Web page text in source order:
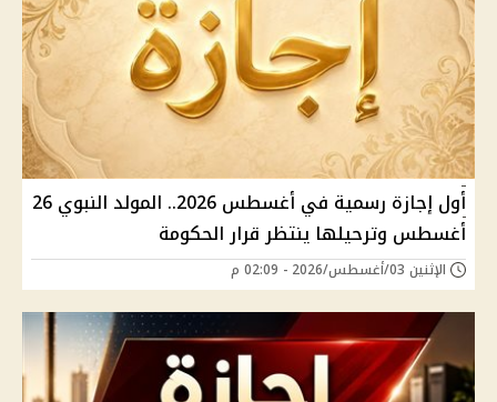
أول إجازة رسمية في أغسطس 2026.. المولد النبوي 26
أغسطس وترحيلها ينتظر قرار الحكومة
الإثنين 03/أغسطس/2026 - 02:09 م